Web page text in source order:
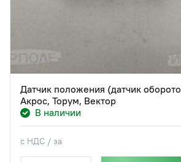
Датчик положения (датчик
Акрос, Торум, Вектор
В наличии
с НДС / за